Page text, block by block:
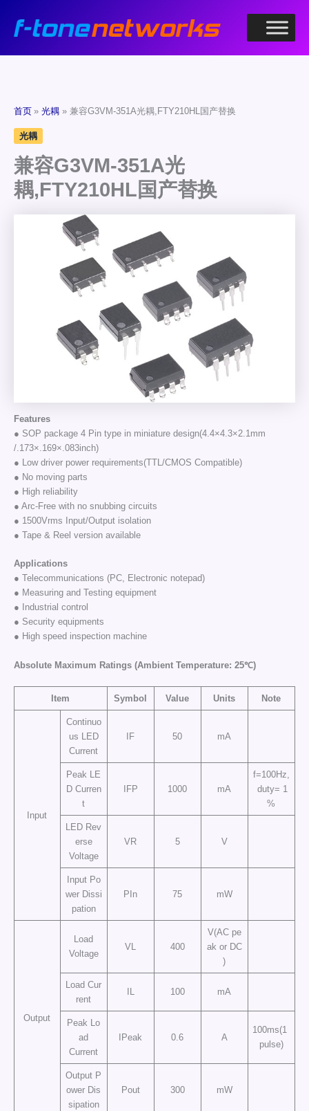
首页 光耦 兼容G3VM-351A光耦,FTY210HL国产替换
光耦
兼容G3VM-351A光
耦,FTY210HL国产替换
Features
● SOP package 4 Pin type in miniature design(4.4×4.3×2.1mm
/.173×.169×.083inch)
● Low driver power requirements(TTL/CMOS Compatible)
● No moving parts
● High reliability
● Arc-Free with no snubbing circuits
● 1500Vrms Input/Output isolation
● Tape & Reel version available
Applications
● Telecommunications (PC, Electronic notepad)
● Measuring and Testing equipment
● Industrial control
● Security equipments
● High speed inspection machine
Absolute Maximum Ratings (Ambient Temperature: 25℃)
Item Symbol Value Units Note
Input
Continuo
us LED
Current
IF 50 mA
Peak LE
D Curren
t
IFP 1000 mA
f=100Hz,
duty= 1
%
LED Rev
erse
Voltage
VR 5 V
Input Po
wer Dissi
pation
PIn 75 mW
Output
Load
Voltage
VL 400
V(AC pe
ak or DC
)
Load Cur
rent
IL 100 mA
Peak Lo
ad
Current
IPeak 0.6 A
100ms(1
pulse)
Output P
ower Dis
sipation
Pout 300 mW